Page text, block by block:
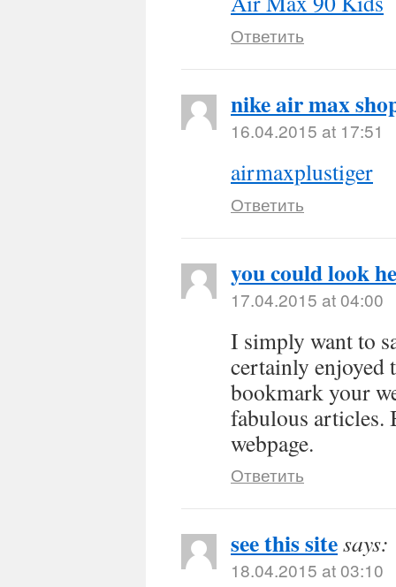
Ответить
nike air max
16.04.2015 at 17:51
airmaxplustiger
Ответить
you could look
17.04.2015 at 04:00
I simply want to
certainly enjoyed
bookmark your
fabulous articles.
webpage.
Ответить
see this sitesays:
18.04.2015 at 03:10